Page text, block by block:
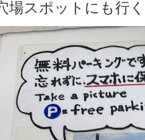
場スポットにも行